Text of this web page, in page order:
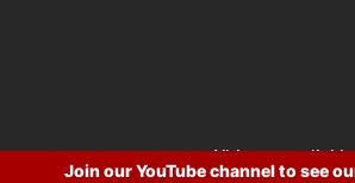
Join our YouTube channel to see